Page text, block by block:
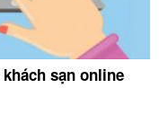
sạn online